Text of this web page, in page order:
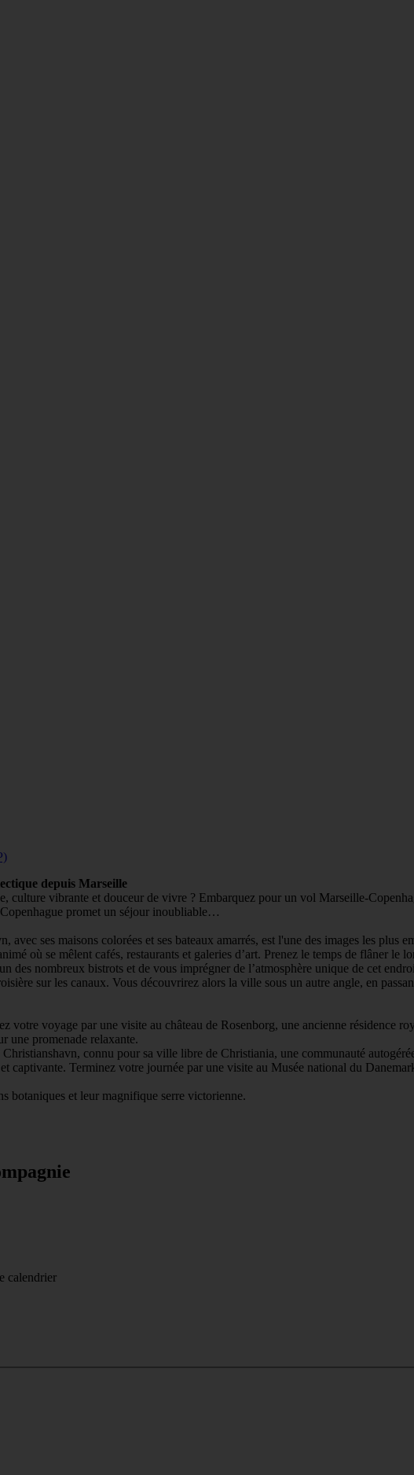
depuis Marseille
culture vibrante et douceur de vivre ? Embarquez pour un vol Marseille-
promet un séjour inoubliable…
ses maisons colorées et ses bateaux amarrés, est l'une des images les plus
où se mêlent cafés, restaurants et galeries d’art. Prenez le temps de flâner
des nombreux bistrots et de vous imprégner de l’atmosphère unique de cet
sur les canaux. Vous découvrirez alors la ville sous un autre angle, en
votre voyage par une visite au château de Rosenborg, une ancienne résidence
une promenade relaxante.
connu pour sa ville libre de Christiania, une communauté
captivante. Terminez votre journée par une visite au Musée national du
botaniques et leur magnifique serre victorienne.
calendrier